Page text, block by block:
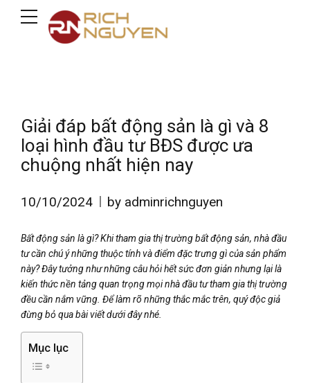
Giải đáp bất động sản là gì và 8
loại hình đầu tư BĐS được ưa
chuộng nhất hiện nay
10/10/2024 by adminrichnguyen
Bất động sản là gì? Khi tham gia thị trường bất động sản, nhà đầu
tư cần chú ý những thuộc tính và điểm đặc trưng gì của sản phẩm
này? Đây tưởng như những câu hỏi hết sức đơn giản nhưng lại là
kiến thức nền tảng quan trọng mọi nhà đầu tư tham gia thị trường
đều cần nắm vững. Để làm rõ những thắc mắc trên, quý độc giả
đừng bỏ qua bài viết dưới đây nhé.
Mục lục